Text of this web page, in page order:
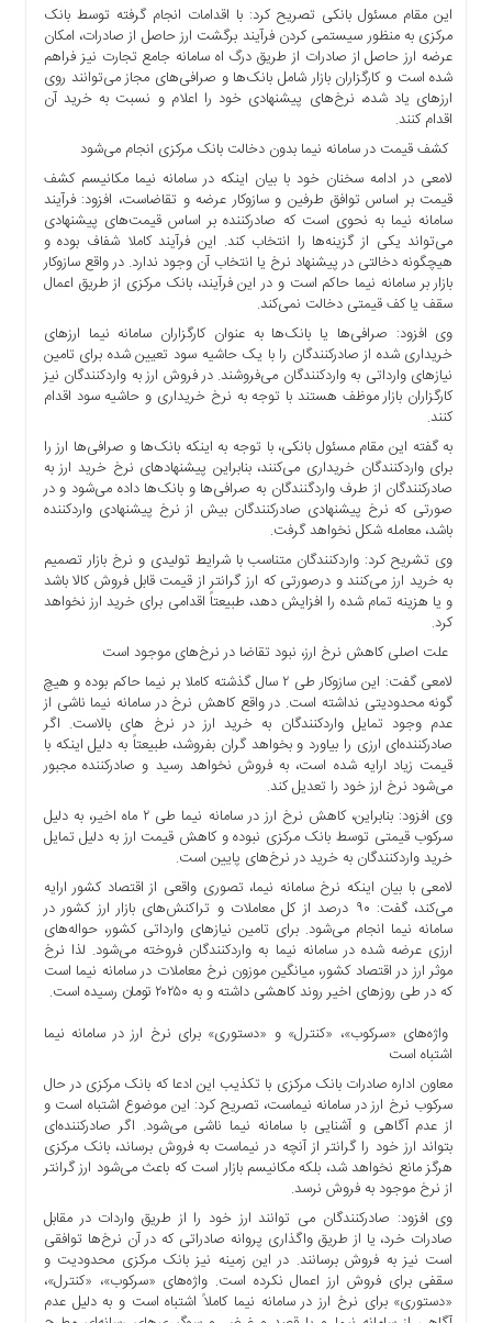
برگه
نمونه
تعرفه
چند
رسانه
ارتباط
نمونه
تعرفه
درباره
این مقام مسئول بانکی تصریح کرد: با اقدامات انجام گرفته توسط بانک
مرکزی به منظور سیستمی کردن فرآیند برگشت ارز حاصل از صادرات، امکان
عرضه ارز حاصل از صادرات از طریق درگ اه سامانه جامع تجارت نیز فراهم
شده است و کارگزاران بازار شامل بانک‌ها و صرافی‌های مجاز می‌توانند روی
ارزهای یاد شده، نرخ‌های پیشنهادی خود را اعلام و نسبت به خرید آن
اقدام کنند.
کشف قیمت در سامانه نیما بدون دخالت بانک مرکزی انجام می‌شود
لامعی در ادامه سخنان خود با بیان اینکه در سامانه نیما مکانیسم کشف
قیمت بر اساس توافق طرفین و سازوکار عرضه و تقاضاست، افزود: فرآیند
سامانه نیما به نحوی است که صادرکننده بر اساس قیمت‌های پیشنهادی
می‌تواند یکی از گزینه‌ها را انتخاب کند. این فرآیند کاملا شفاف بوده و
هیچگونه دخالتی در پیشنهاد نرخ یا انتخاب آن وجود ندارد. در واقع سازوکار
بازار بر سامانه نیما حاکم است و در این فرآیند، بانک مرکزی از طریق اعمال
سقف یا کف قیمتی دخالت نمی‌کند.
وی افزود: صرافی‌ها یا بانک‌ها به عنوان کارگزاران سامانه نیما ارزهای
خریداری شده از صادرکنندگان را با یک حاشیه سود تعیین شده برای تامین
نیازهای وارداتی به واردکنندگان می‌فروشند. در فروش ارز به واردکنندگان نیز
کارگزاران بازار موظف هستند با توجه به نرخ خریداری و حاشیه سود اقدام
کنند.
به گفته این مقام مسئول بانکی، با توجه به اینکه بانک‌ها و صرافی‌ها ارز را
برای واردکنندگان خریداری می‌کنند، بنابراین پیشنهادهای نرخ خرید ارز به
صادرکنندگان از طرف واردگنندگان به صرافی‌ها و بانک‌ها داده می‌شود و در
صورتی که نرخ پیشنهادی صادرکنندگان بیش از نرخ پیشنهادی واردکننده
باشد، معامله شکل نخواهد گرفت.
وی تشریح کرد: واردکنندگان متناسب با شرایط تولیدی و نرخ بازار تصمیم
به خرید ارز می‌کنند و درصورتی که ارز گرانتر از قیمت قابل فروش کالا باشد
و یا هزینه تمام شده را افزایش دهد، طبیعتاً اقدامی برای خرید ارز نخواهد
کرد.
علت اصلی کاهش نرخ ارز، نبود تقاضا در نرخ‌های موجود است
لامعی گفت: این سازوکار طی ۲ سال گذشته کاملا بر نیما حاکم بوده و هیچ
گونه محدودیتی نداشته است. در واقع کاهش نرخ در سامانه نیما ناشی از
عدم وجود تمایل واردکنندگان به خرید ارز در نرخ های بالاست. اگر
صادرکننده‌ای ارزی را بیاورد و بخواهد گران بفروشد، طبیعتاً به دلیل اینکه با
قیمت زیاد ارایه شده است، به فروش نخواهد رسید و صادرکننده مجبور
می‌شود نرخ ارز خود را تعدیل کند.
وی افزود: بنابراین، کاهش نرخ ارز در سامانه نیما طی ۲ ماه اخیر، به دلیل
سرکوب قیمتی توسط بانک مرکزی نبوده و کاهش قیمت ارز به دلیل تمایل
خرید واردکنندگان به خرید در نرخ‌های پایین است.
لامعی با بیان اینکه نرخ سامانه نیما، تصوری واقعی از اقتصاد کشور ارایه
می‌کند، گفت: ۹۰ درصد از کل معاملات و تراکنش‌های بازار ارز کشور در
سامانه نیما انجام می‌شود. برای تامین نیازهای وارداتی کشور، حواله‌های
ارزی عرضه شده در سامانه نیما به واردکنندگان فروخته می‌شود. لذا نرخ
موثر ارز در اقتصاد کشور، میانگین موزون نرخ معاملات در سامانه نیما است
که در طی روزهای اخیر روند کاهشی داشته و به ۲۰۲۵۰ تومان رسیده است.
واژه‌های «سرکوب»، «کنترل» و «دستوری» برای نرخ ارز در سامانه نیما
اشتباه است
معاون اداره صادرات بانک مرکزی با تکذیب این ادعا که بانک مرکزی در حال
سرکوب نرخ ارز در سامانه نیماست، تصریح کرد: این موضوع اشتباه است و
از عدم آگاهی و آشنایی با سامانه نیما ناشی می‌شود. اگر صادرکننده‌ای
بتواند ارز خود را گرانتر از آنچه در نیماست به فروش برساند، بانک مرکزی
هرگز مانع نخواهد شد، بلکه مکانیسم بازار است که باعث می‌شود ارز گرانتر
از نرخ موجود به فروش نرسد.
وی افزود: صادرکنندگان می توانند ارز خود را از طریق واردات در مقابل
صادرات خرد، یا از طریق واگذاری پروانه صادراتی که در آن نرخ‌ها توافقی
است نیز به فروش برسانند. در این زمینه نیز بانک مرکزی محدودیت و
سقفی برای فروش ارز اعمال نکرده است. واژه‌های «سرکوب»، «کنترل»،
«دستوری» برای نرخ ارز در سامانه نیما کاملاً اشتباه است و به دلیل عدم